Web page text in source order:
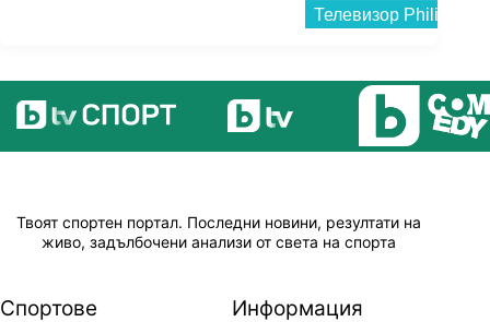
Твоят спортен портал. Последни новини, резултати на
живо, задълбочени анализи от света на спорта
Спортове Информация